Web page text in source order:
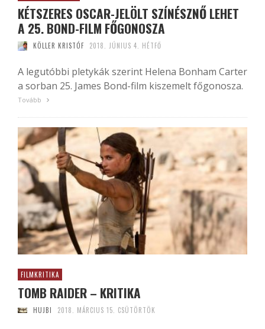
KÉTSZERES OSCAR-JELÖLT SZÍNÉSZNŐ LEHET
A 25. BOND-FILM FŐGONOSZA
KÖLLER KRISTÓF 2018. JÚNIUS 4. HÉTFŐ
A legutóbbi pletykák szerint Helena Bonham Carter
a sorban 25. James Bond-film kiszemelt főgonosza.
Tovább
FILMKRITIKA
TOMB RAIDER – KRITIKA
HUJBI 2018. MÁRCIUS 15. CSÜTÖRTÖK